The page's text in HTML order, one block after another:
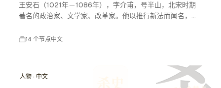
王安石（1021年－1086年），字介甫，号半山，北宋时期
著名的政治家、文学家、改革家。他以推行新法而闻名，致
14 个节点中文
人物 · 中文